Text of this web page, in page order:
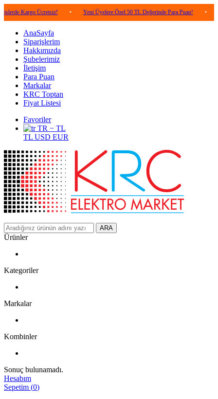
Ücretsiz! • Yeni Üyelere Özel 50 TL Değerinde Para Puan! • 5.000 TL
AnaSayfa
Siparişlerim
Hakkımızda
Şubelerimiz
İletişim
Para Puan
Markalar
KRC Toptan
Fiyat Listesi
Favoriler
TR − TL
TL USD EUR
ARA
Ürünler
Kategoriler
Markalar
Kombinler
Sonuç bulunamadı.
Hesabım
Sepetim (0)